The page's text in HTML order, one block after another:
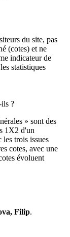
du site, pas
(cotes) et ne
indicateur de
statistiques
ils ?
» sont des
1X2 d'un
les trois issues
cotes, avec une
évoluent
Filip.